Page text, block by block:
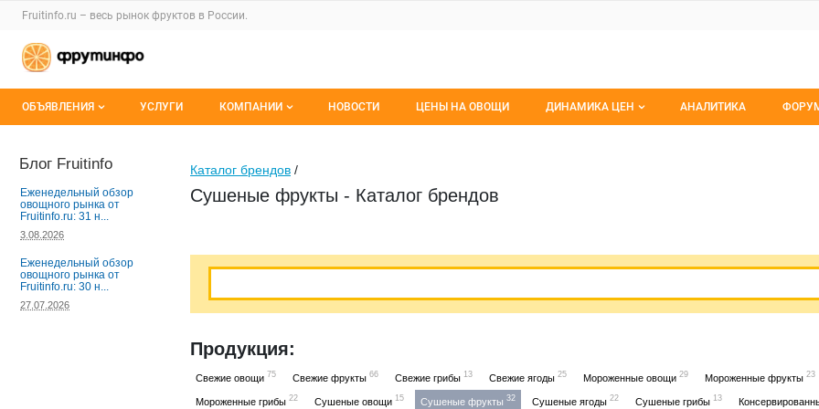
Раздел навигации по сайту fruitinfo.ru
Fruitinfo.ru – весь рынок фруктов в России.
Авторизация и меню пользователя
Навигация по разделам сайта fruitinfo.ru
ОБЪЯВЛЕНИЯ
Мои объявления
УСЛУГИ КОМПАНИИ
О каталоге компаний
НОВОСТИ ЦЕНЫ НА ОВОЩИ ДИНАМИКА ЦЕН АНАЛИТИКА
Каталог брендов /
Сушеные фрукты - Каталог брендов
Продукция:
Свежие овощи 75 Свежие фрукты 66 Свежие грибы 13 Свежие ягоды 25 Мороженные овощи 29 Мороженные фрукты 23
Мороженные грибы 22 Сушеные овощи 15 Сушеные фрукты 32 Сушеные ягоды 22 Сушеные грибы 13
Блог Fruitinfo
Еженедельный обзор
овощного рынка от
Fruitinfo.ru: 31 н...
3.08.2026
Еженедельный обзор
овощного рынка от
Fruitinfo.ru: 30 н...
27.07.2026